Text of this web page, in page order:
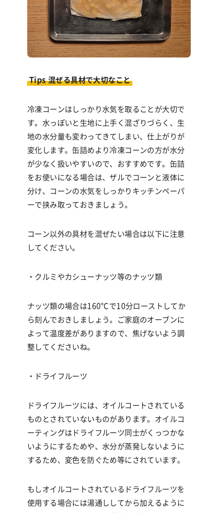
Tips 混ぜる具材で大切なこと
冷凍コーンはしっかり水気を取ることが大切で
す。水っぽいと生地に上手く混ざりづらく、生
地の水分量も変わってきてしまい、仕上がりが
変化します。缶詰めより冷凍コーンの方が水分
が少なく扱いやすいので、おすすめです。缶詰
をお使いになる場合は、ザルでコーンと液体に
分け、コーンの水気をしっかりキッチンペーパ
ーで挟み取っておきましょう。
コーン以外の具材を混ぜたい場合は以下に注意
してください。
・クルミやカシューナッツ等のナッツ類
ナッツ類の場合は160℃で10分ローストしてか
ら刻んでおきしましょう。ご家庭のオーブンに
よって温度差がありますので、焦げないよう調
整してくださいね。
・ドライフルーツ
ドライフルーツには、オイルコートされている
ものとされていないものがあります。オイルコ
ーティングはドライフルーツ同士がくっつかな
いようにするためや、水分が蒸発しないように
するため、変色を防ぐため等にされています。
もしオイルコートされているドライフルーツを
使用する場合には湯通ししてから加えるように